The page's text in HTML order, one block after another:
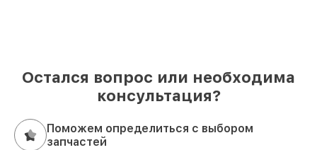
Остался вопрос или необходима
консультация?
Поможем определиться с выбором
запчастей